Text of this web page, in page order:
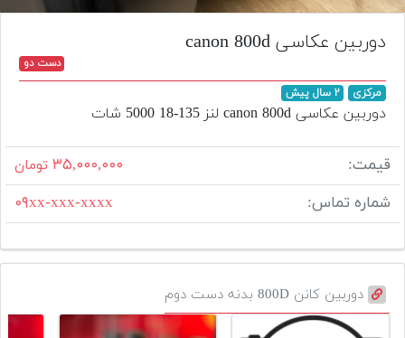
تجهیزات
مکث
افزودن
دست
دوم
لیست
قیمت
دوربین
بله
دوربین عکاسی canon 800d
دست دو
مرکزی ۲ سال پیش
دوربین عکاسی canon 800d لنز 135-18 5000 شات
قیمت: ۳۵,۰۰۰,۰۰۰ تومان
شماره تماس: ۰۹xx-xxx-xxxx
دوربین کانن 800D بدنه دست دوم